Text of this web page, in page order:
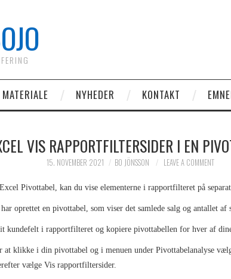
MATERIALE NYHEDER KONTAKT
VIS RAPPORTFILTERSIDER I EN
15. NOVEMBER 2021 BO JÖNSSON LEAVE A COMMENT
Pivottabel, kan du vise elementerne i rapportfilteret på
oprettet en pivottabel, som viser det samlede salg og antallet af
kundefelt i rapportfilteret og kopiere pivottabellen for hver af
at klikke i din pivottabel og i menuen under Pivottabelanalyse
vælge Vis rapportfiltersider.